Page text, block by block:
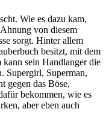
Wie es dazu kam,
von diesem
sorgt. Hinter allem
besitzt, mit dem
kann sein Handlanger die
Supergirl, Superman,
gegen das Böse,
bekommen, wie es
aber eben auch